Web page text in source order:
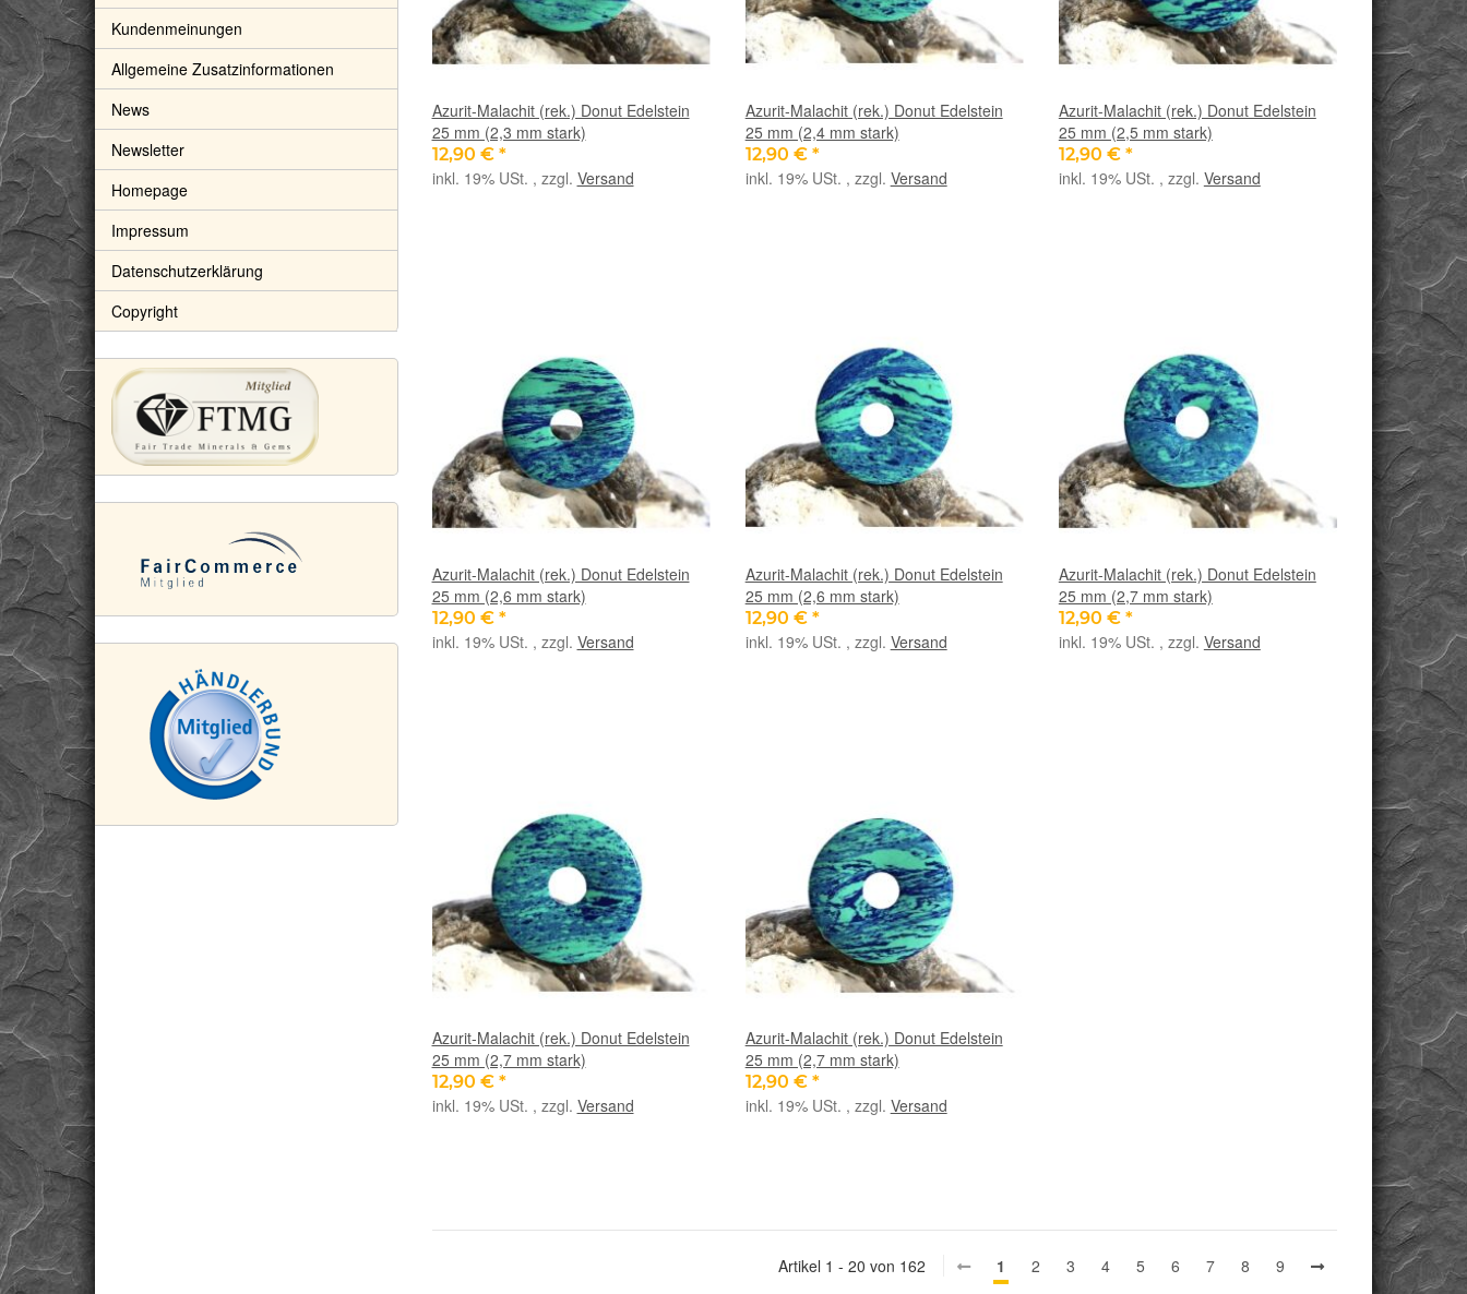
Azurit-Malachit (rek.) Donut Edelstein
25 mm (2,3 mm stark)
12,90 € *
inkl. 19% USt. , zzgl. Versand
Azurit-Malachit (rek.) Donut Edelstein
25 mm (2,4 mm stark)
12,90 € *
inkl. 19% USt. , zzgl. Versand
Azurit-Malachit (rek.) Donut Edelstein
25 mm (2,5 mm stark)
12,90 € *
inkl. 19% USt. , zzgl. Versand
Azurit-Malachit (rek.) Donut Edelstein
25 mm (2,6 mm stark)
12,90 € *
inkl. 19% USt. , zzgl. Versand
Azurit-Malachit (rek.) Donut Edelstein
25 mm (2,6 mm stark)
12,90 € *
inkl. 19% USt. , zzgl. Versand
Azurit-Malachit (rek.) Donut Edelstein
25 mm (2,7 mm stark)
12,90 € *
inkl. 19% USt. , zzgl. Versand
Azurit-Malachit (rek.) Donut Edelstein
25 mm (2,7 mm stark)
12,90 € *
inkl. 19% USt. , zzgl. Versand
Azurit-Malachit (rek.) Donut Edelstein
25 mm (2,7 mm stark)
12,90 € *
inkl. 19% USt. , zzgl. Versand
Artikel 1 - 20 von 162 1 2 3 4 5 6 7 8 9
Kundenmeinungen
Allgemeine Zusatzinformationen
News
Newsletter
Homepage
Impressum
Datenschutzerklärung
Copyright